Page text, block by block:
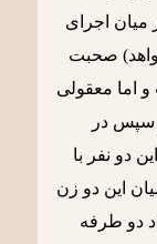
میان اجرای
صحبت
اما معقولی
سپس در
دو نفر با
این دو زن
دو طرفه